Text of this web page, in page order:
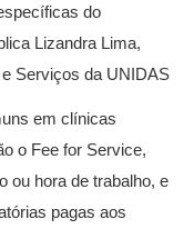
do
Lizandra Lima,
Serviços da UNIDAS
em clínicas
o Fee for Service,
ou hora de trabalho, e
pagas aos